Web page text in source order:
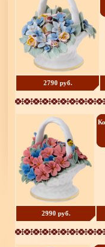
2790 руб.
2990 руб.